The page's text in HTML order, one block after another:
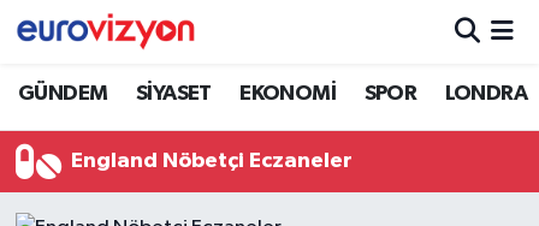
GÜNDEM SİYASET EKONOMİ SPOR LONDRA
England Nöbetçi Eczaneler